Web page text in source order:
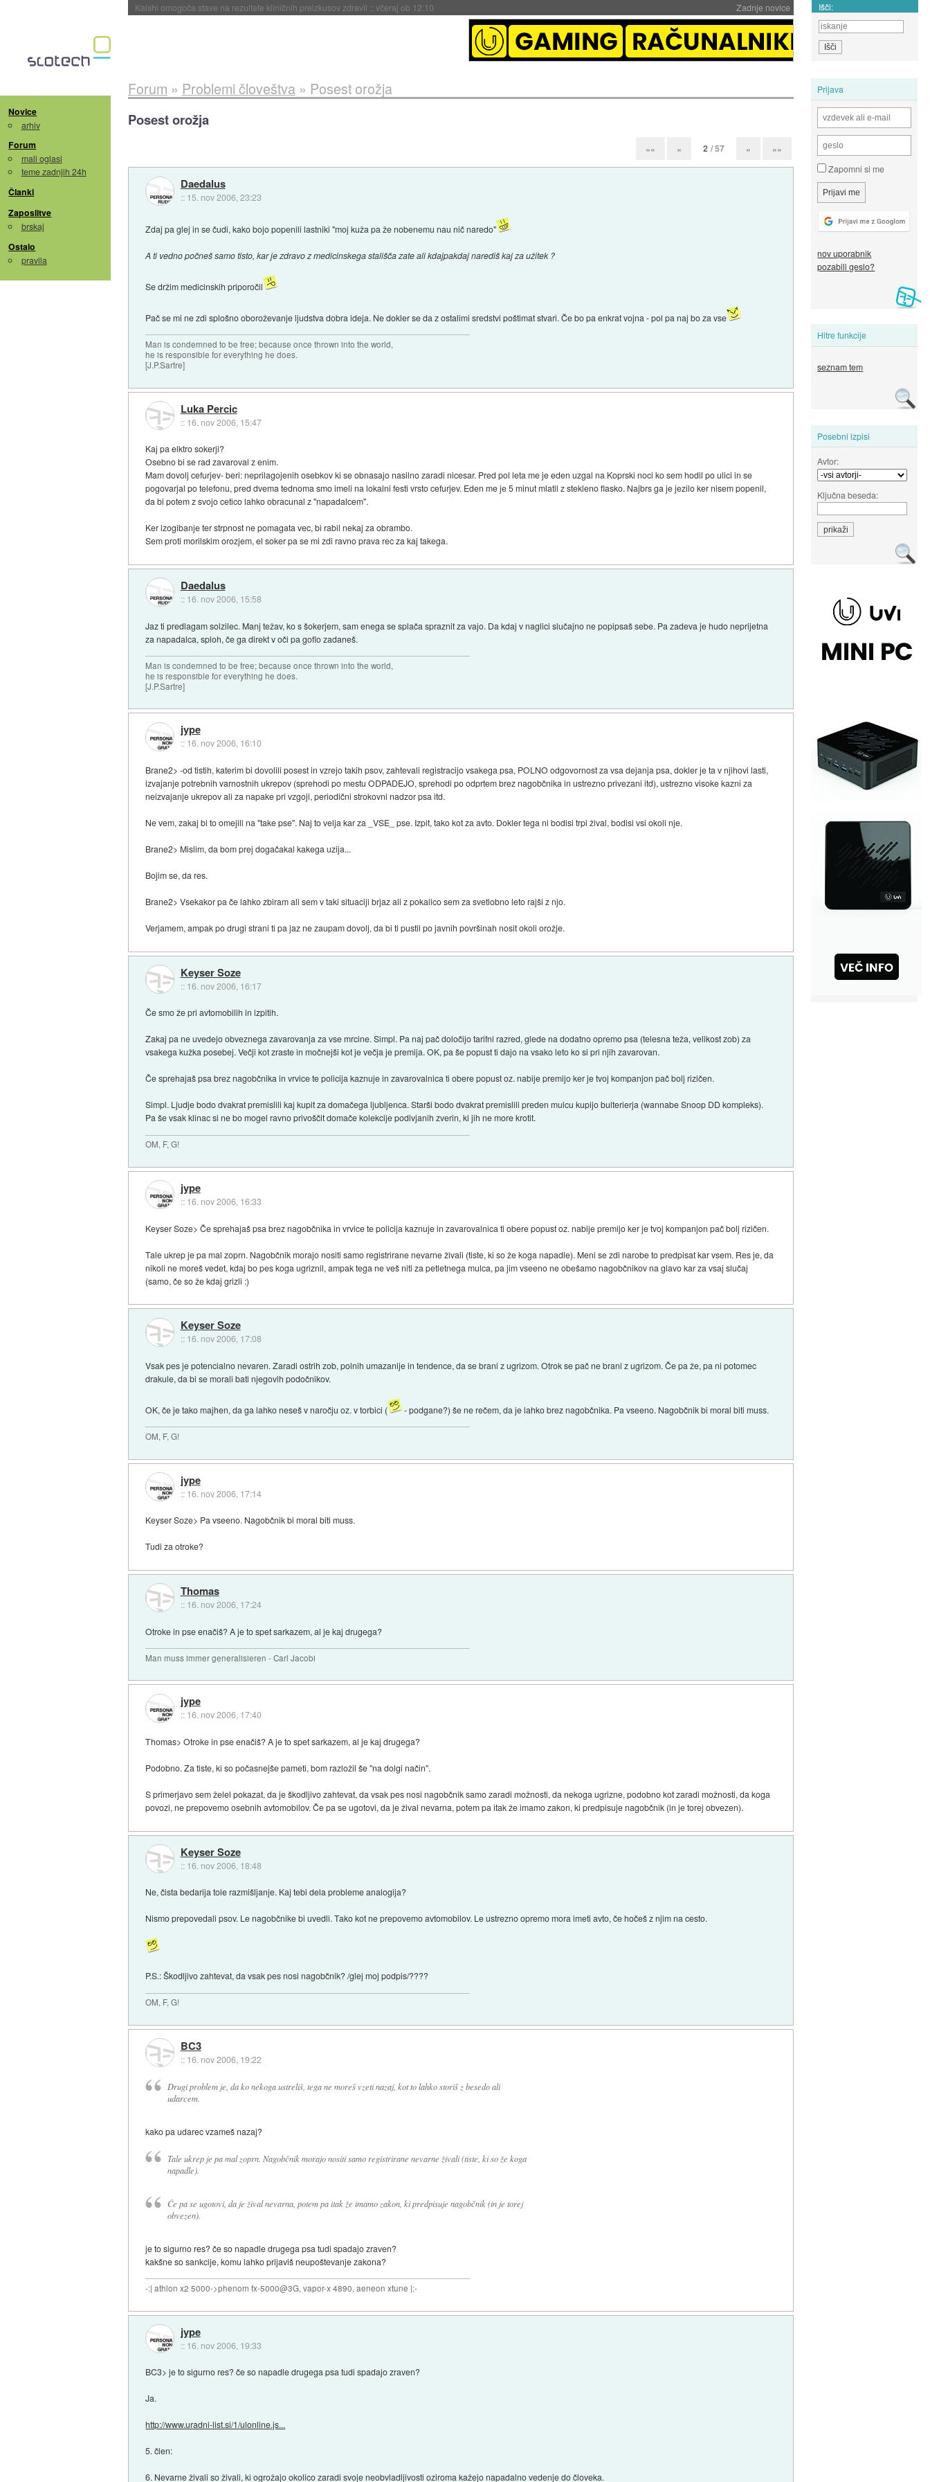
Zadnje novice
Sandisk že prodal več kot polovico SSD-jev za naslednji dve leti::včeraj ob 11:37 Išči:
Novice
arhiv
Forum
mali oglasi
teme zadnjih 24h
Članki
Zaposlitve
brskaj
Ostalo
pravila
Prijava
Zapomni si me
nov uporabnik
pozabili geslo?
Hitre funkcije
seznam tem
Posebni izpisi
Avtor:
Ključna beseda:
Forum » Problemi človeštva» Posest orožja
Posest orožja
«« « 2 / 57 » »»
Daedalus
:: 15. nov 2006, 23:23
Zdaj pa glej in se čudi, kako bojo popenili lastniki "moj kuža pa že nobenemu nau nič naredo"
A ti vedno počneš samo tisto, kar je zdravo z medicinskega stališča zate ali kdajpakdaj narediš kaj za užitek ?
Se držim medicinskih priporočil
Pač se mi ne zdi splošno oboroževanje ljudstva dobra ideja. Ne dokler se da z ostalimi sredstvi poštimat stvari. Če bo pa enkrat vojna - pol pa naj bo za vse
Man is condemned to be free; because once thrown into the world,
he is responsible for everything he does.
[J.P.Sartre]
Luka Percic
:: 16. nov 2006, 15:47
Kaj pa elktro sokerji?
Osebno bi se rad zavaroval z enim.
Mam dovolj cefurjev- beri: neprilagojenih osebkov ki se obnasajo nasilno zaradi nicesar. Pred pol leta me je eden uzgal na Koprski noci ko sem hodil po ulici in se
pogovarjal po telefonu, pred dvema tednoma smo imeli na lokalni festi vrsto cefurjev. Eden me je 5 minut mlatil z stekleno flasko. Najbrs ga je jezilo ker nisem popenil,
da bi potem z svojo cetico lahko obracunal z "napadalcem".
Ker izogibanje ter strpnost ne pomagata vec, bi rabil nekaj za obrambo.
Sem proti morilskim orozjem, el soker pa se mi zdi ravno prava rec za kaj takega.
Daedalus
:: 16. nov 2006, 15:58
Jaz ti predlagam solzilec. Manj težav, ko s šokerjem, sam enega se splača spraznit za vajo. Da kdaj v naglici slučajno ne popipsaš sebe. Pa zadeva je hudo neprijetna
za napadalca, sploh, če ga direkt v oči pa goflo zadaneš.
Man is condemned to be free; because once thrown into the world,
he is responsible for everything he does.
[J.P.Sartre]
jype
:: 16. nov 2006, 16:10
Brane2> -od tistih, katerim bi dovolili posest in vzrejo takih psov, zahtevali registracijo vsakega psa, POLNO odgovornost za vsa dejanja psa, dokler je ta v njihovi lasti,
izvajanje potrebnih varnostnih ukrepov (sprehodi po mestu ODPADEJO, sprehodi po odprtem brez nagobčnika in ustrezno privezani itd), ustrezno visoke kazni za
neizvajanje ukrepov ali za napake pri vzgoji, periodični strokovni nadzor psa itd.
Ne vem, zakaj bi to omejili na "take pse". Naj to velja kar za _VSE_ pse. Izpit, tako kot za avto. Dokler tega ni bodisi trpi žival, bodisi vsi okoli nje.
Brane2> Mislim, da bom prej dogačakal kakega uzija...
Bojim se, da res.
Brane2> Vsekakor pa če lahko zbiram ali sem v taki situaciji brjaz ali z pokalico sem za svetlobno leto rajši z njo.
Verjamem, ampak po drugi strani ti pa jaz ne zaupam dovolj, da bi ti pustil po javnih površinah nosit okoli orožje.
Keyser Soze
:: 16. nov 2006, 16:17
Če smo že pri avtomobilih in izpitih.
Zakaj pa ne uvedejo obveznega zavarovanja za vse mrcine. Simpl. Pa naj pač določijo tarifni razred, glede na dodatno opremo psa (telesna teža, velikost zob) za
vsakega kužka posebej. Večji kot zraste in močnejši kot je večja je premija. OK, pa še popust ti dajo na vsako leto ko si pri njih zavarovan.
Če sprehajaš psa brez nagobčnika in vrvice te policija kaznuje in zavarovalnica ti obere popust oz. nabije premijo ker je tvoj kompanjon pač bolj rizičen.
Simpl. Ljudje bodo dvakrat premislili kaj kupit za domačega ljubljenca. Starši bodo dvakrat premislili preden mulcu kupijo bulterierja (wannabe Snoop DD kompleks).
Pa še vsak klinac si ne bo mogel ravno privoščit domače kolekcije podivjanih zverin, ki jih ne more krotit.
OM, F, G!
jype
:: 16. nov 2006, 16:33
Keyser Soze> Če sprehajaš psa brez nagobčnika in vrvice te policija kaznuje in zavarovalnica ti obere popust oz. nabije premijo ker je tvoj kompanjon pač bolj rizičen.
Tale ukrep je pa mal zoprn. Nagobčnik morajo nositi samo registrirane nevarne živali (tiste, ki so že koga napadle). Meni se zdi narobe to predpisat kar vsem. Res je, da
nikoli ne moreš vedet, kdaj bo pes koga ugriznil, ampak tega ne veš niti za petletnega mulca, pa jim vseeno ne obešamo nagobčnikov na glavo kar za vsaj slučaj
(samo, če so že kdaj grizli :)
Keyser Soze
:: 16. nov 2006, 17:08
Vsak pes je potencialno nevaren. Zaradi ostrih zob, polnih umazanije in tendence, da se brani z ugrizom. Otrok se pač ne brani z ugrizom. Če pa že, pa ni potomec
drakule, da bi se morali bati njegovih podočnikov.
OK, če je tako majhen, da ga lahko neseš v naročju oz. v torbici ( - podgane?) še ne rečem, da je lahko brez nagobčnika. Pa vseeno. Nagobčnik bi moral biti muss.
OM, F, G!
jype
:: 16. nov 2006, 17:14
Keyser Soze> Pa vseeno. Nagobčnik bi moral biti muss.
Tudi za otroke?
Thomas
:: 16. nov 2006, 17:24
Otroke in pse enačiš? A je to spet sarkazem, al je kaj drugega?
Man muss immer generalisieren - Carl Jacobi
jype
:: 16. nov 2006, 17:40
Thomas> Otroke in pse enačiš? A je to spet sarkazem, al je kaj drugega?
Podobno. Za tiste, ki so počasnejše pameti, bom razložil še "na dolgi način".
S primerjavo sem želel pokazat, da je škodljivo zahtevat, da vsak pes nosi nagobčnik samo zaradi možnosti, da nekoga ugrizne, podobno kot zaradi možnosti, da koga
povozi, ne prepovemo osebnih avtomobilov. Če pa se ugotovi, da je žival nevarna, potem pa itak že imamo zakon, ki predpisuje nagobčnik (in je torej obvezen).
Keyser Soze
:: 16. nov 2006, 18:48
Ne, čista bedarija tole razmišljanje. Kaj tebi dela probleme analogija?
Nismo prepovedali psov. Le nagobčnike bi uvedli. Tako kot ne prepovemo avtomobilov. Le ustrezno opremo mora imeti avto, če hočeš z njim na cesto.
P.S.: Škodljivo zahtevat, da vsak pes nosi nagobčnik? /glej moj podpis/????
OM, F, G!
BC3
:: 16. nov 2006, 19:22
Drugi problem je, da ko nekoga ustreliš, tega ne moreš vzeti nazaj, kot to lahko storiš z besedo ali
udarcem.
kako pa udarec vzameš nazaj?
Tale ukrep je pa mal zoprn. Nagobčnik morajo nositi samo registrirane nevarne živali (tiste, ki so že koga
napadle).
Če pa se ugotovi, da je žival nevarna, potem pa itak že imamo zakon, ki predpisuje nagobčnik (in je torej
obvezen).
je to sigurno res? če so napadle drugega psa tudi spadajo zraven?
kakšne so sankcije, komu lahko prijaviš neupoštevanje zakona?
-:| athlon x2 5000->phenom fx-5000@3G, vapor-x 4890, aeneon xtune |:-
jype
:: 16. nov 2006, 19:33
BC3> je to sigurno res? če so napadle drugega psa tudi spadajo zraven?
Ja.
http://www.uradni-list.si/1/ulonline.js...
5. člen:
6. Nevarne živali so živali, ki ogrožajo okolico zaradi svoje neobvladljivosti oziroma kažejo napadalno vedenje do človeka.